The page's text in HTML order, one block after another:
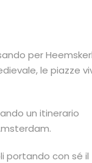
per
le piazze
un itinerario
portando con sé il